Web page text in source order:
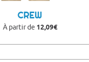
CREW
À partir de 12,09€